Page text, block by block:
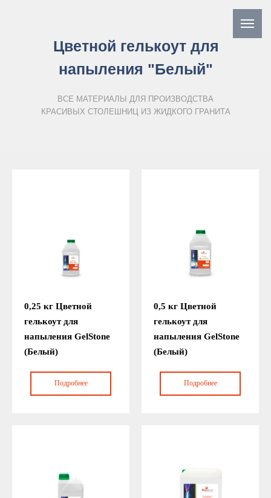
Цветной гелькоут для
напыления "Белый"
ВСЕ МАТЕРИАЛЫ ДЛЯ ПРОИЗВОДСТВА
КРАСИВЫХ СТОЛЕШНИЦ ИЗ ЖИДКОГО ГРАНИТА
0,25 кг Цветной
гелькоут для
напыления GelStone
(Белый)
Подробнее
0,5 кг Цветной
гелькоут для
напыления GelStone
(Белый)
Подробнее